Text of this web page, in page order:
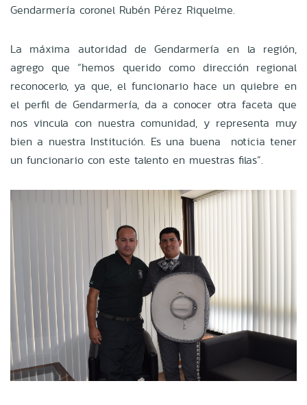
Gendarmería coronel Rubén Pérez Riquelme.
La máxima autoridad de Gendarmería en la región,
agrego que “hemos querido como dirección regional
reconocerlo, ya que, el funcionario hace un quiebre en
el perfil de Gendarmería, da a conocer otra faceta que
nos vincula con nuestra comunidad, y representa muy
bien a nuestra Institución. Es una buena noticia tener
un funcionario con este talento en muestras filas”.